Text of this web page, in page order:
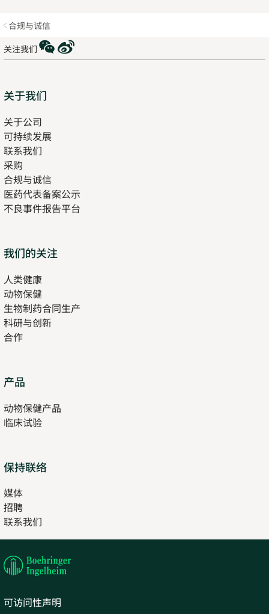
合规与诚信
关注我们
WeChat
Weibo
Sitemap
关于我们
关于公司
可持续发展
联系我们
采购
合规与诚信
医药代表备案公示
不良事件报告平台
我们的关注
人类健康
new
tab
动物保健
生物制药合同生产
科研与创新
合作
产品
new
tab
动物保健产品
临床试验
保持联络
媒体
招聘
in
new
联系我们
in
tab
可访问性声明